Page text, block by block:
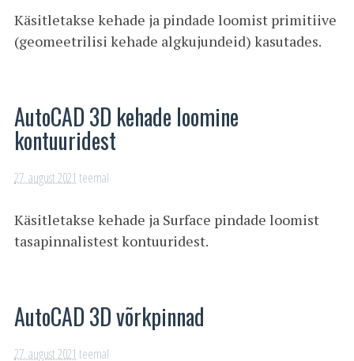
Käsitletakse kehade ja pindade loomist primitiive
(geomeetrilisi kehade algkujundeid) kasutades.
AutoCAD 3D kehade loomine
kontuuridest
27. august 2021 teemal
Käsitletakse kehade ja Surface pindade loomist
tasapinnalistest kontuuridest.
AutoCAD 3D võrkpinnad
27. august 2021 teemal